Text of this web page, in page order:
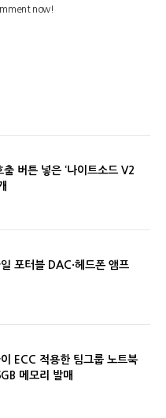
버튼 넣은 ‘나이트소드 V2
포터블 DAC·헤드폰 앰프
ECC 적용한 팀그룹 노트북
메모리 발매